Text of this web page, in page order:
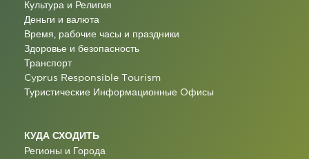
Культура и Религия
Деньги и валюта
Время, рабочие часы и праздники
Здоровье и безопасность
Транспорт
Cyprus Responsible Tourism
Туристические Информационные Oфисы
КУДА СХОДИТЬ
Регионы и Города